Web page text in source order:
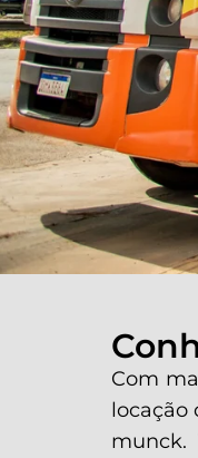
Com
locação
munck.